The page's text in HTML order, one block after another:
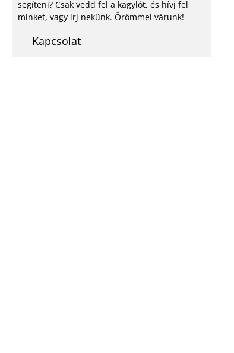
segíteni? Csak vedd fel a kagylót, és hívj fel
minket, vagy írj nekünk. Örömmel várunk!
Kapcsolat